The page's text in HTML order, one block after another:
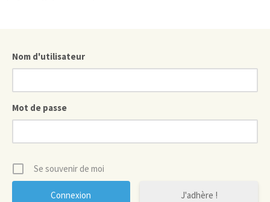
Nom d'utilisateur
Mot de passe
Se souvenir de moi
J'adhère !